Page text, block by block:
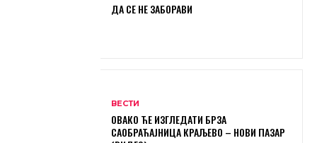
ДА СЕ НЕ ЗАБОРАВИ
ВЕСТИ
ОВАКО ЋЕ ИЗГЛЕДАТИ БРЗА
САОБРАЋАЈНИЦА КРАЉЕВО – НОВИ ПАЗАР